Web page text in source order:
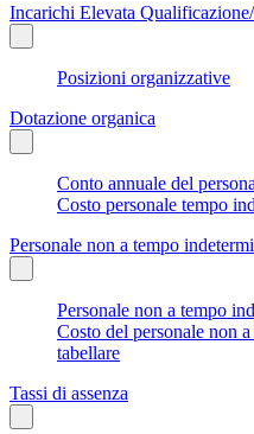
Incarichi Elevata
Posizioni organizzative
Dotazione organica
Conto annuale del
Costo personale tempo
Personale non a tempo
Personale non a tempo
Costo del personale non
tabellare
Tassi di assenza